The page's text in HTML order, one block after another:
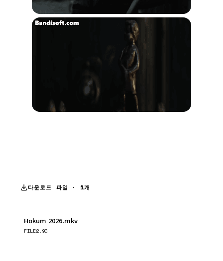
다운로드 파일 · 1개
Hokum 2026.mkv
FILE2.9G